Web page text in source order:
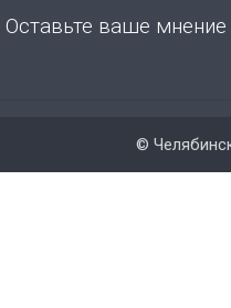
Оставьте ваше мнение
©